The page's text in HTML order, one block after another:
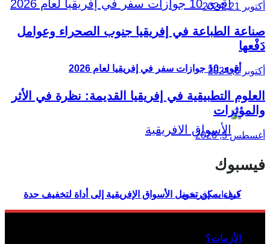
أقوى 10 جوازات سفر في إفريقيا لعام 2026
كيف يمكن تحويل الأسواق الإفريقية إلى أداة لتخفيف حدة
الأزمات؟
أكتوبر 21, 2024
صناعة الطباعة في إفريقيا جنوب الصحراء وعوامل
دَفْعها
أكتوبر 6, 2024
العلوم التطبيقية في إفريقيا القديمة: نظرة في الأثر
والمؤثرات
أغسطس 3, 2026
فيسبوك